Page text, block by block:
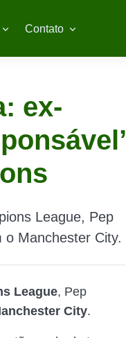
Contato
ex-
League, Pep
Manchester City.
League, Pep
City.